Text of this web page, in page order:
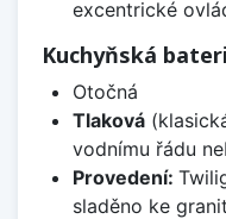
excentrické
Kuchyňská
Otočná
Tlaková
vodnímu řádu
Provedení:
sladěno ke